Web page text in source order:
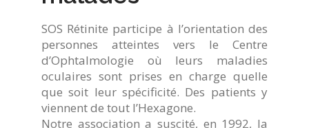
SOS Rétinite participe à l’orientation des
personnes atteintes vers le Centre
d’Ophtalmologie où leurs maladies
oculaires sont prises en charge quelle
que soit leur spécificité. Des patients y
viennent de tout l’Hexagone.
Notre association a suscité, en 1992, la